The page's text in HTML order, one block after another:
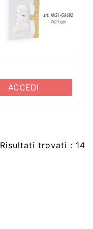
ACCEDI
Risultati trovati : 14